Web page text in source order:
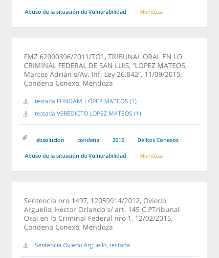
Abuso de la situación de Vulnerabilidad Mendoza
FMZ 62000396/2011/TO1, TRIBUNAL ORAL EN LO
CRIMINAL FEDERAL DE SAN LUIS, “LOPEZ MATEOS,
Marcos Adrián s/Av. Inf. Ley 26.842”, 11/09/2015,
Condena Conexo, Mendoza
testada FUNDAM. LÓPEZ MATEOS (1)
testada VEREDICTO LOPEZ MATEOS (1)
absolucion condena 2015 Delitos Conexos
Abuso de la situación de Vulnerabilidad Mendoza
Sentencia nro 1497, 12059914/2012, Oviedo
Arguello, Héctor Orlando s/ art. 145 C.PTribunal
Oral en lo Criminal Federal nro 1, 12/02/2015,
Condena Conexo, Mendoza
Sentencia Oviedo Arguello, testada